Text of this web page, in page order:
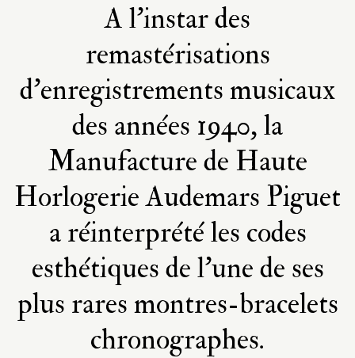
A l’instar des
remastérisations
d’enregistrements musicaux
des années 1940, la
Manufacture de Haute
Horlogerie Audemars Piguet
a réinterprété les codes
esthétiques de l’une de ses
plus rares montres-bracelets
chronographes.